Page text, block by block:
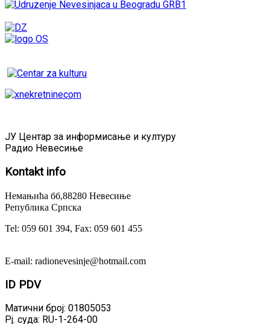
ЈУ Центар за информисање и културу
Радио Невесиње
Kontaktinfo
Немањића бб,88280 Невесиње
Република Српска
Tel: 059 601 394, Fax: 059 601 455
E-mail: radionevesinje@hotmail.com
ID PDV
Матични број: 01805053
Рј. суда: RU-1-264-00